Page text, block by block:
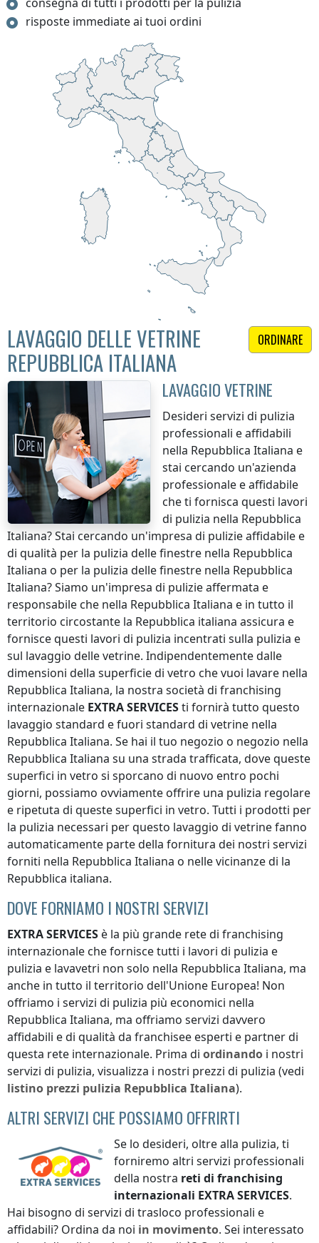
risposte immediate ai tuoi ordini
ORDINARE
LAVAGGIO DELLE VETRINE
REPUBBLICA ITALIANA
LAVAGGIO VETRINE
Desideri servizi di pulizia
professionali e affidabili
nella Repubblica Italiana e
stai cercando un'azienda
professionale e affidabile
che ti fornisca questi lavori
di pulizia nella Repubblica
Italiana? Stai cercando un'impresa di pulizie affidabile e
di qualità per la pulizia delle finestre nella Repubblica
Italiana o per la pulizia delle finestre nella Repubblica
Italiana? Siamo un'impresa di pulizie affermata e
responsabile che nella Repubblica Italiana e in tutto il
territorio circostante la Repubblica italiana assicura e
fornisce questi lavori di pulizia incentrati sulla pulizia e
sul lavaggio delle vetrine. Indipendentemente dalle
dimensioni della superficie di vetro che vuoi lavare nella
Repubblica Italiana, la nostra società di franchising
internazionale EXTRA SERVICESti fornirà tutto questo
lavaggio standard e fuori standard di vetrine nella
Repubblica Italiana. Se hai il tuo negozio o negozio nella
Repubblica Italiana su una strada trafficata, dove queste
superfici in vetro si sporcano di nuovo entro pochi
giorni, possiamo ovviamente offrire una pulizia regolare
e ripetuta di queste superfici in vetro. Tutti i prodotti per
la pulizia necessari per questo lavaggio di vetrine fanno
automaticamente parte della fornitura dei nostri servizi
forniti nella Repubblica Italiana o nelle vicinanze di la
Repubblica italiana.
DOVE FORNIAMO I NOSTRI SERVIZI
EXTRA SERVICES è la più grande rete di franchising
internazionale che fornisce tutti i lavori di pulizia e
pulizia e lavavetri non solo nella Repubblica Italiana, ma
anche in tutto il territorio dell'Unione Europea! Non
offriamo i servizi di pulizia più economici nella
Repubblica Italiana, ma offriamo servizi davvero
affidabili e di qualità da franchisee esperti e partner di
questa rete internazionale. Prima di ordinando i nostri
servizi di pulizia, visualizza i nostri prezzi di pulizia (vedi
listino prezzi pulizia Repubblica Italiana).
ALTRI SERVIZI CHE POSSIAMO OFFRIRTI
Se lo desideri, oltre alla pulizia, ti
forniremo altri servizi professionali
della nostra reti di franchising
internazionali EXTRA SERVICES.
Hai bisogno di servizi di trasloco professionali e
affidabili? Ordina da noi in movimento. Sei interessato